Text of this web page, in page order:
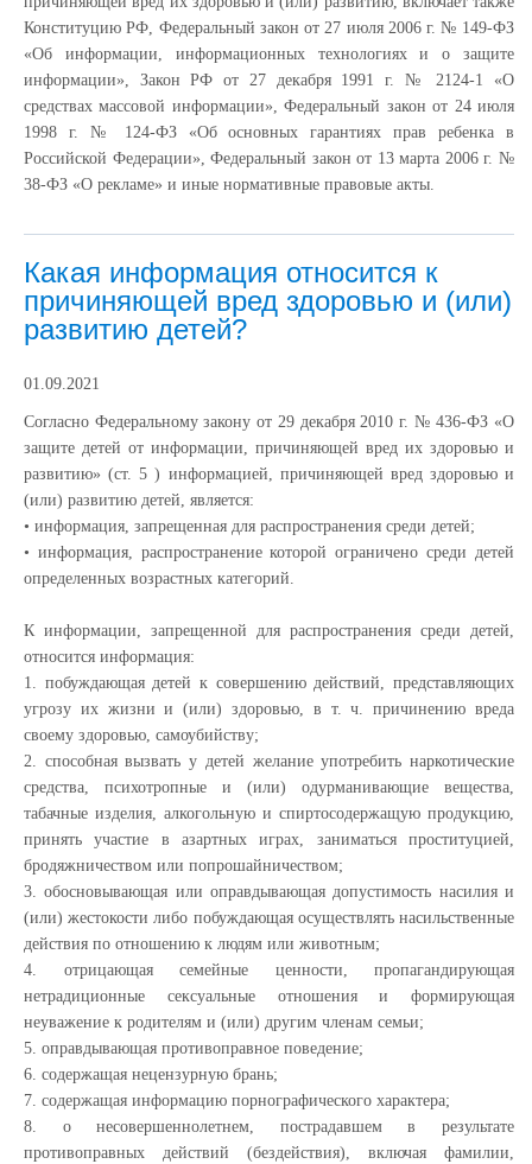
Конституцию РФ, Федеральный закон от 27 июля 2006 г. № 149-ФЗ
«Об информации, информационных технологиях и о защите
информации», Закон РФ от 27 декабря 1991 г. № 2124-1 «О
средствах массовой информации», Федеральный закон от 24 июля
1998 г. № 124-ФЗ «Об основных гарантиях прав ребенка в
Российской Федерации», Федеральный закон от 13 марта 2006 г. №
38-ФЗ «О рекламе» и иные нормативные правовые акты.
Какая информация относится к
причиняющей вред здоровью и (или)
развитию детей?
01.09.2021
Согласно Федеральному закону от 29 декабря 2010 г. № 436-ФЗ «О
защите детей от информации, причиняющей вред их здоровью и
развитию» (ст. 5 ) информацией, причиняющей вред здоровью и
(или) развитию детей, является:
• информация, запрещенная для распространения среди детей;
• информация, распространение которой ограничено среди детей
определенных возрастных категорий.
К информации, запрещенной для распространения среди детей,
относится информация:
1. побуждающая детей к совершению действий, представляющих
угрозу их жизни и (или) здоровью, в т. ч. причинению вреда
своему здоровью, самоубийству;
2. способная вызвать у детей желание употребить наркотические
средства, психотропные и (или) одурманивающие вещества,
табачные изделия, алкогольную и спиртосодержащую продукцию,
принять участие в азартных играх, заниматься проституцией,
бродяжничеством или попрошайничеством;
3. обосновывающая или оправдывающая допустимость насилия и
(или) жестокости либо побуждающая осуществлять насильственные
действия по отношению к людям или животным;
4. отрицающая семейные ценности, пропагандирующая
нетрадиционные сексуальные отношения и формирующая
неуважение к родителям и (или) другим членам семьи;
5. оправдывающая противоправное поведение;
6. содержащая нецензурную брань;
7. содержащая информацию порнографического характера;
8. о несовершеннолетнем, пострадавшем в результате
противоправных действий (бездействия), включая фамилии,